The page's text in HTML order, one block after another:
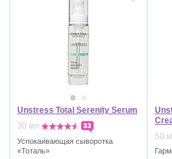
Unstress Total Serenity Serum
30 мл
33
Успокаивающая сыворотка
«Тоталь»
50